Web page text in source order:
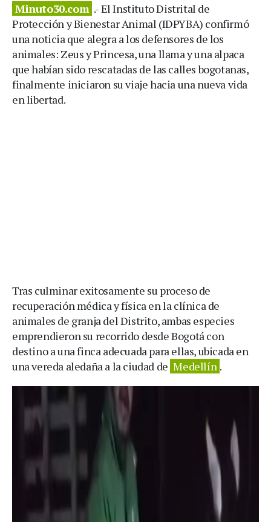
Minuto30.com .- El Instituto Distrital de
Protección y Bienestar Animal (IDPYBA) confirmó
una noticia que alegra a los defensores de los
animales: Zeus y Princesa, una llama y una alpaca
que habían sido rescatadas de las calles bogotanas,
finalmente iniciaron su viaje hacia una nueva vida
en libertad.
Tras culminar exitosamente su proceso de
recuperación médica y física en la clínica de
animales de granja del Distrito, ambas especies
emprendieron su recorrido desde Bogotá con
destino a una finca adecuada para ellas, ubicada en
una vereda aledaña a la ciudad de Medellín .